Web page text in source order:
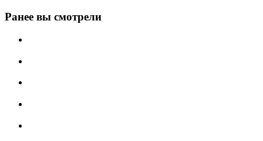
Ранее вы смотрели